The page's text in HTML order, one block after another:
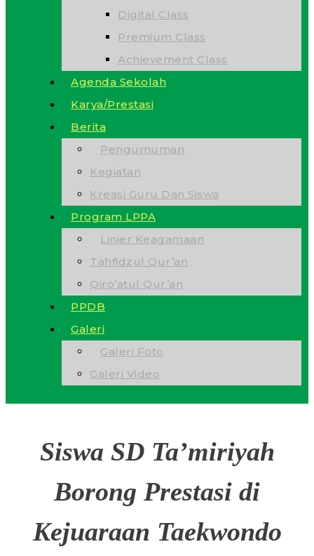
Digital Class
Premium Class
Achievement Class
Agenda Sekolah
Karya/Prestasi
Berita
Pengumuman
Kegiatan
Kreasi Guru Dan Siswa
Program LPPA
Linier Keagamaan
Tahfidzul Qur’an
Qiro’atul Qur’an
PPDB
Galeri
Galeri Foto
Galeri Video
Siswa SD Ta’miriyah
Borong Prestasi di
Kejuaraan Taekwondo